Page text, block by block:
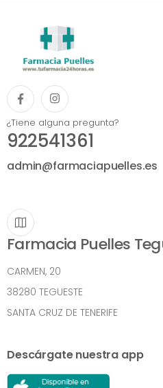
¿Tiene alguna pregunta?
922541361
admin@farmaciapuelles.es
Farmacia Puelles
CARMEN, 20
38280 TEGUESTE
SANTA CRUZ DE TENERIFE
Descárgate nuestra app